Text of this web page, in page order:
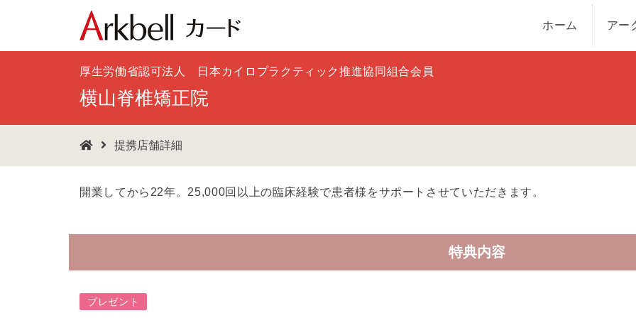
ホーム アー
厚生労働省認可法人 日本カイロプラクティック推進協同組合会員
横山脊椎矯正院
提携店舗詳細
開業してから22年。25,000回以上の臨床経験で患者様をサポートさせていただきます。
特典内容
プレゼント